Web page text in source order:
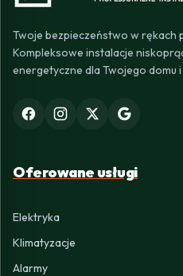
Twoje bezpieczeństwo w
Kompleksowe instalacje
energetyczne dla Twojego domu i
Oferowane usługi
Elektryka
Klimatyzacje
Alarmy